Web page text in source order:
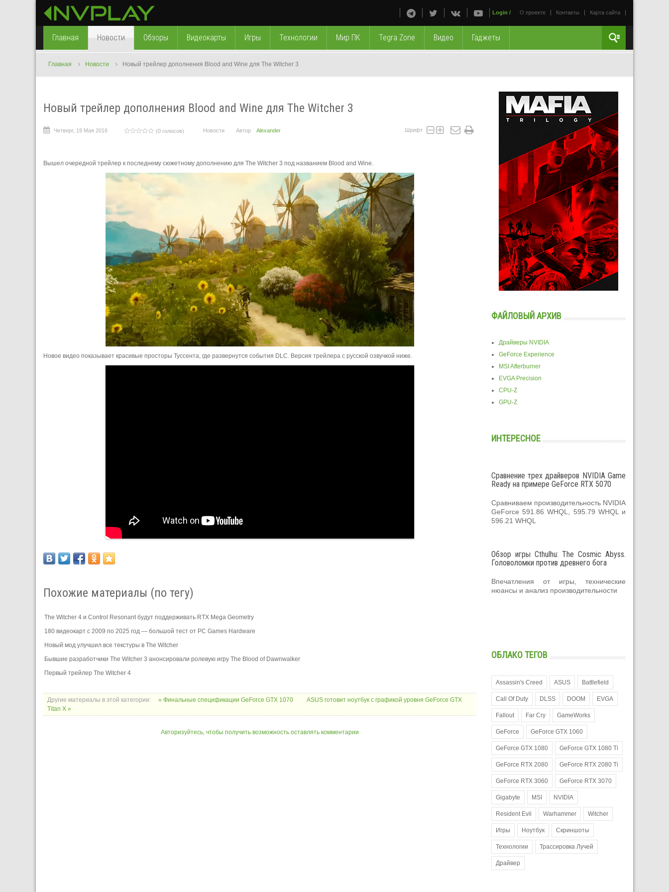
О проекте Контакты Карта сайта
Login /
Главная Новости Обзоры Видеокарты Игры Технологии Мир ПК Tegra Zone Видео Гаджеты
Главная Новости Новый трейлер дополнения Blood and Wine для The Witcher 3
Новый трейлер дополнения Blood and Wine для The Witcher 3
Четверг, 19 Мая 2016 (0 голосов) Новости Автор Alexander Шрифт
Вышел очередной трейлер к последнему сюжетному дополнению для The Witcher 3 под названием Blood and Wine.
Новое видео показывает красивые просторы Туссента, где развернутся события DLC. Версия трейлера с русской озвучкой ниже.
Похожие материалы (по тегу)
The Witcher 4 и Control Resonant будут поддерживать RTX Mega Geometry
180 видеокарт с 2009 по 2025 год — большой тест от PC Games Hardware
Новый мод улучшил все текстуры в The Witcher
Бывшие разработчики The Witcher 3 анонсировали ролевую игру The Blood of Dawnwalker
Первый трейлер The Witcher 4
Другие материалы в этой категории: « Финальные спецификации GeForce GTX 1070
ASUS готовит ноутбук с графикой уровня GeForce GTX
Titan X »
Авторизуйтесь, чтобы получить возможность оставлять комментарии
ФАЙЛОВЫЙ АРХИВ
Драйверы NVIDIA
GeForce Experience
MSI Afterburner
EVGA Precision
CPU-Z
GPU-Z
ИНТЕРЕСНОЕ
Сравнение трех драйверов NVIDIA Game
Ready на примере GeForce RTX 5070
Сравниваем производительность NVIDIA
GeForce 591.86 WHQL, 595.79 WHQL и
596.21 WHQL
Обзор игры Cthulhu: The Cosmic Abyss.
Головоломки против древнего бога
Впечатления от игры, технические
нюансы и анализ производительности
ОБЛАКО ТЕГОВ
Assassin's Creed ASUS Battlefield
Call Of Duty DLSS DOOM EVGA
Fallout Far Cry GameWorks
GeForce GeForce GTX 1060
GeForce GTX 1080 GeForce GTX 1080 Ti
GeForce RTX 2080 GeForce RTX 2080 Ti
GeForce RTX 3060 GeForce RTX 3070
Gigabyte MSI NVIDIA
Resident Evil Warhammer Witcher
Игры Ноутбук Скриншоты
Технологии Трассировка Лучей
Драйвер